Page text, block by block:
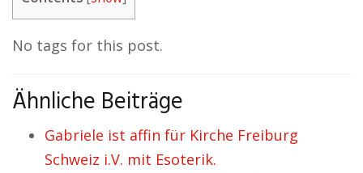
No tags for this post.
Ähnliche Beiträge
Gabriele ist affin für Kirche Freiburg
Schweiz i.V. mit Esoterik.